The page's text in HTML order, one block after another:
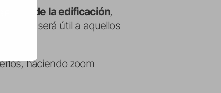
de la edificación,
les será útil a aquellos
haciendo zoom